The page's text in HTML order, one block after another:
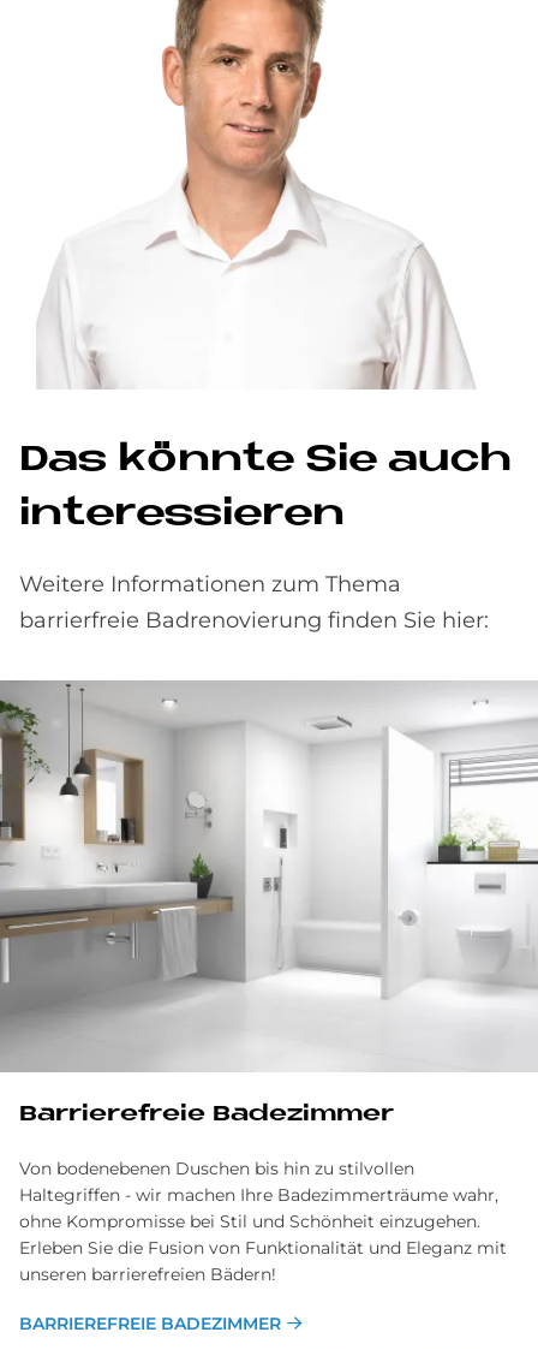
Das könn­te Sie auch
in­ter­es­sie­ren
Weitere Informationen zum Thema
barrierfreie Badrenovierung finden Sie hier:
Bar­rie­re­freie Ba­de­zim­mer
Von bodenebenen Duschen bis hin zu stilvollen
Haltegriffen - wir machen Ihre Badezimmerträume wahr,
ohne Kompromisse bei Stil und Schönheit einzugehen.
Erleben Sie die Fusion von Funktionalität und Eleganz mit
unseren barrierefreien Bädern!
BAR­RIE­RE­FREIE BA­DE­ZIM­MER